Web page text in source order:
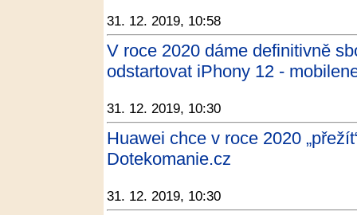
31. 12. 2019, 10:58
V roce 2020 dáme definitivně
odstartovat iPhony 12 -
31. 12. 2019, 10:30
Huawei chce v roce 2020
Dotekomanie.cz
31. 12. 2019, 10:30